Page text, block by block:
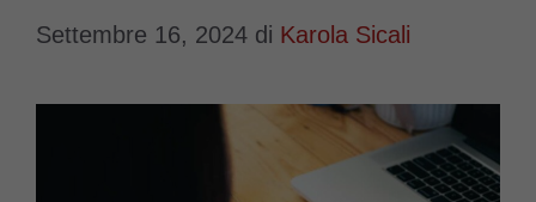
Settembre 16, 2024 di Karola Sicali